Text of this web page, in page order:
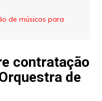
de músicos para
contratação
de